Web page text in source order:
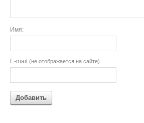
Имя:
E-mail (не отображается на сайте):
Добавить